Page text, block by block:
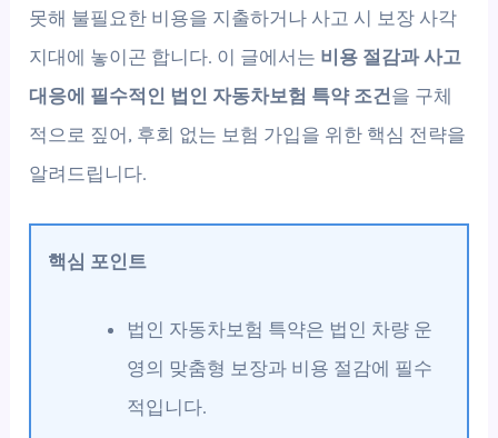
못해 불필요한 비용을 지출하거나 사고 시 보장 사각
지대에 놓이곤 합니다. 이 글에서는 비용 절감과 사고
대응에 필수적인 법인 자동차보험 특약 조건을 구체
적으로 짚어, 후회 없는 보험 가입을 위한 핵심 전략을
알려드립니다.
핵심 포인트
법인 자동차보험 특약은 법인 차량 운
영의 맞춤형 보장과 비용 절감에 필수
적입니다.